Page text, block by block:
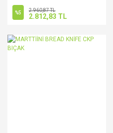
%5 2.960,87 TL
2.812,83 TL